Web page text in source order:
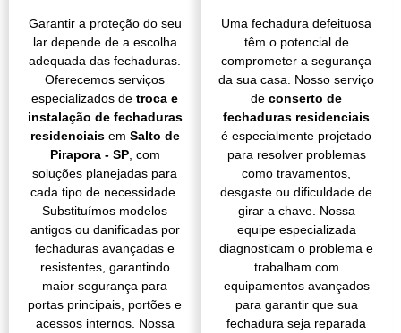
Garantir a proteção do seu
lar depende de a escolha
adequada das fechaduras.
Oferecemos serviços
especializados de troca e
instalação de fechaduras
residenciaisem Salto de
Pirapora - SP, com
soluções planejadas para
cada tipo de necessidade.
Substituímos modelos
antigos ou danificadas por
fechaduras avançadas e
resistentes, garantindo
maior segurança para
portas principais, portões e
acessos internos. Nossa
Uma fechadura defeituosa
têm o potencial de
comprometer a segurança
da sua casa. Nosso serviço
de conserto de
fechaduras residenciais
é especialmente projetado
para resolver problemas
como travamentos,
desgaste ou dificuldade de
girar a chave. Nossa
equipe especializada
diagnosticam o problema e
trabalham com
equipamentos avançados
para garantir que sua
fechadura seja reparada